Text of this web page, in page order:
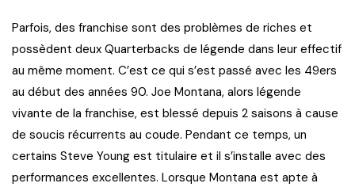
Parfois, des franchise sont des problèmes de riches et
possèdent deux Quarterbacks de légende dans leur effectif
au même moment. C’est ce qui s’est passé avec les 49ers
au début des années 90. Joe Montana, alors légende
vivante de la franchise, est blessé depuis 2 saisons à cause
de soucis récurrents au coude. Pendant ce temps, un
certains Steve Young est titulaire et il s’installe avec des
performances excellentes. Lorsque Montana est apte à